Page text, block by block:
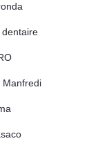
dentaire
Manfredi